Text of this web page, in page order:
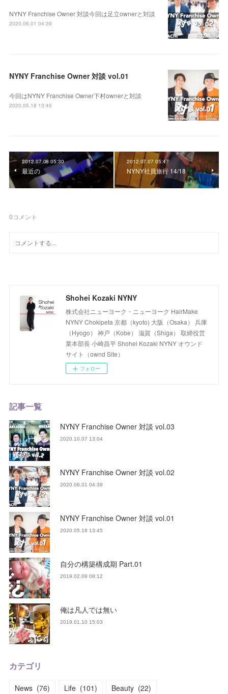
NYNY Franchise Owner 対談今回は足立ownerと対談
2020.06.01 04:39
NYNY Franchise Owner 対談 vol.01
今回はNYNY Franchise Owner下村ownerと対談
2020.05.18 13:45
2012.07.08 05:30
最近の
2012.07.07 05:47
NYNY社員旅行 14/18
0コメント
Shohei Kozaki NYNY
株式会社ニューヨーク・ニューヨーク HairMake
NYNY Chokipeta 京都（kyoto) 大阪（Osaka） 兵庫
（Hyogo） 神戸（Kobe） 滋賀（Shiga） 取締役営
業本部長 小崎昌平 Shohei Kozaki NYNY オウンド
サイト（ownd Site）
フォロー
記事一覧
NYNY Franchise Owner 対談 vol.03
2020.10.07 13:04
NYNY Franchise Owner 対談 vol.02
2020.06.01 04:39
NYNY Franchise Owner 対談 vol.01
2020.05.18 13:45
自分の構築構成期 Part.01
2019.02.09 08:12
俺は凡人では無い
2019.01.10 15:03
カテゴリ
News (76) Life (101) Beauty (22)